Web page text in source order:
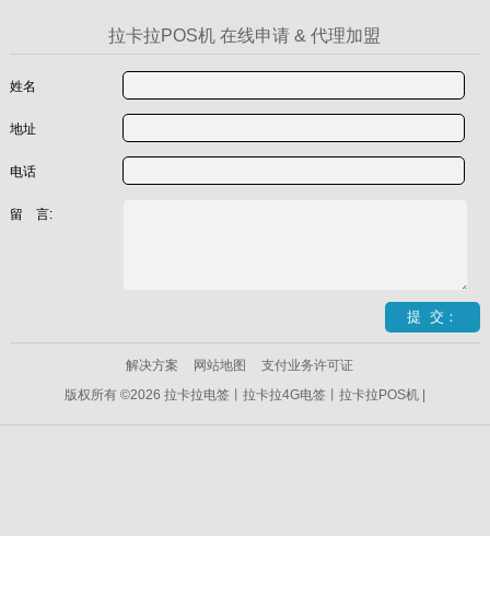
拉卡拉POS机 在线申请 & 代理加盟
姓名
地址
电话
留 言:
解决方案 网站地图
支付业务许可证
版权所有 ©2026 拉卡拉电签丨拉卡拉4G电签丨拉卡拉POS机 |